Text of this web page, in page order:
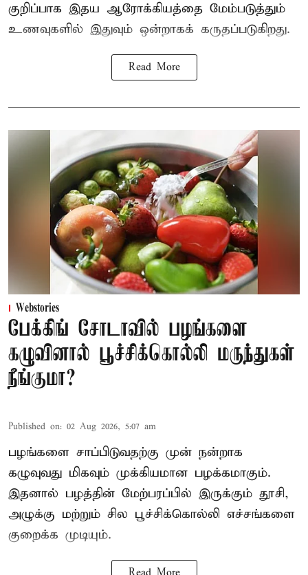
குறிப்பாக இதய ஆரோக்கியத்தை மேம்படுத்தும்
உணவுகளில் இதுவும் ஒன்றாகக் கருதப்படுகிறது.
Read More
Webstories
பேக்கிங் சோடாவில் பழங்களை
கழுவினால் பூச்சிக்கொல்லி மருந்துகள்
நீங்குமா?
Published on: 02 Aug 2026, 5:07 am
பழங்களை சாப்பிடுவதற்கு முன் நன்றாக
கழுவுவது மிகவும் முக்கியமான பழக்கமாகும்.
இதனால் பழத்தின் மேற்பரப்பில் இருக்கும் தூசி,
அழுக்கு மற்றும் சில பூச்சிக்கொல்லி எச்சங்களை
குறைக்க முடியும்.